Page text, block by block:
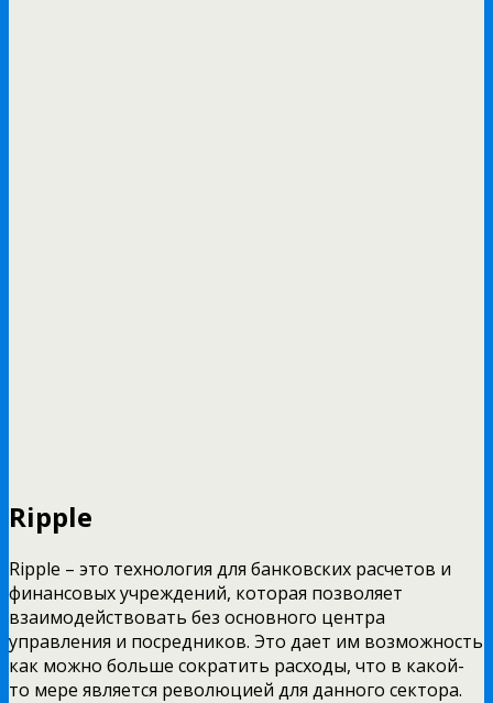
Ripple
Ripple – это технология для банковских расчетов и
финансовых учреждений, которая позволяет
взаимодействовать без основного центра
управления и посредников. Это дает им возможность
как можно больше сократить расходы, что в какой-
то мере является революцией для данного сектора.